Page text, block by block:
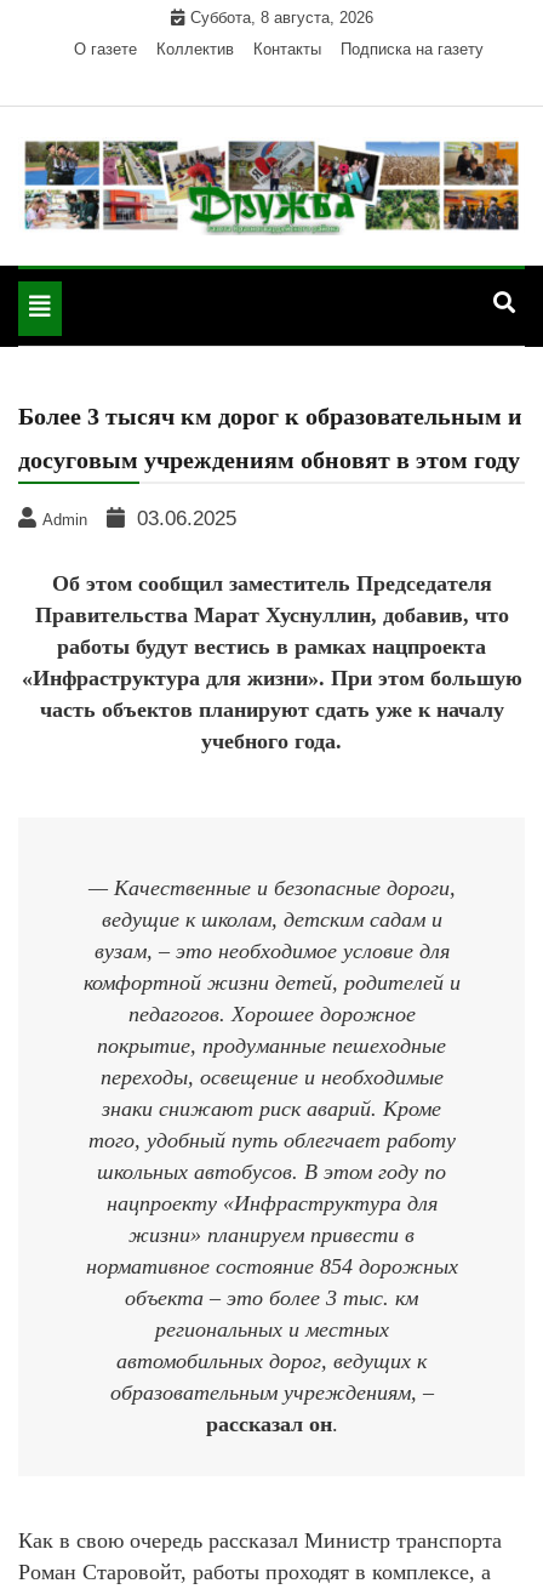
Суббота, 8 августа, 2026
О газете
Коллектив Контакты Подписка на газету
"Дружба" — газета
Красногвардейского района Республики Адыгея
Toggle
navigation
Более 3 тысяч км дорог к образовательным и
досуговым учреждениям обновят в этом году
Admin 03.06.2025
Об этом сообщил заместитель Председателя
Правительства Марат Хуснуллин, добавив, что
работы будут вестись в рамках нацпроекта
«Инфраструктура для жизни». При этом большую
часть объектов планируют сдать уже к началу
учебного года.
— Качественные и безопасные дороги,
ведущие к школам, детским садам и
вузам, – это необходимое условие для
комфортной жизни детей, родителей и
педагогов. Хорошее дорожное
покрытие, продуманные пешеходные
переходы, освещение и необходимые
знаки снижают риск аварий. Кроме
того, удобный путь облегчает работу
школьных автобусов. В этом году по
нацпроекту «Инфраструктура для
жизни» планируем привести в
нормативное состояние 854 дорожных
объекта – это более 3 тыс. км
региональных и местных
автомобильных дорог, ведущих к
образовательным учреждениям, –
рассказал он.
Как в свою очередь рассказал Министр транспорта
Роман Старовойт, работы проходят в комплексе, а